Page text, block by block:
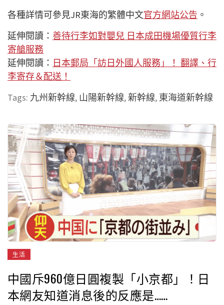
各種詳情可參見JR東海的繁體中文官方網站公告 。
延伸閱讀： 善待行李如對嬰兒 日本成田機場優質行李
寄艙服務
延伸閱讀： 日本郵局「訪日外國人服務」！ 翻譯、行
李寄存＆配送！
Tags: 九州新幹線, 山陽新幹線,新幹線, 東海道新幹線
生活
中國斥960億日圓複製「小京都」！日
本網友知道消息後的反應是……